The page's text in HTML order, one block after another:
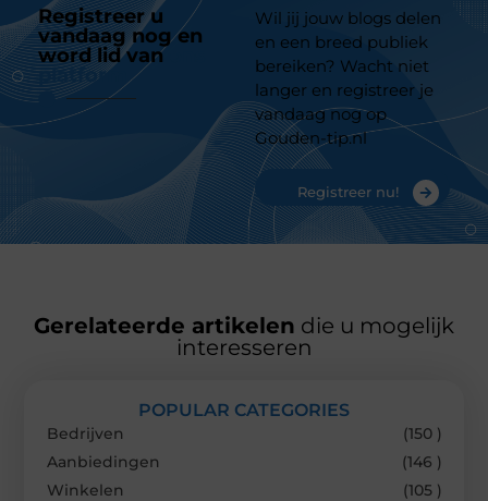
Registreer u
vandaag nog en
word lid van
platform
Wil jij jouw blogs delen
en een breed publiek
bereiken? Wacht niet
langer en registreer je
vandaag nog op
Gouden-tip.nl
Registreer nu!
Gerelateerde artikelen die u mogelijk
interesseren
POPULAR CATEGORIES
Bedrijven
(150 )
Aanbiedingen
(146 )
Winkelen
(105 )